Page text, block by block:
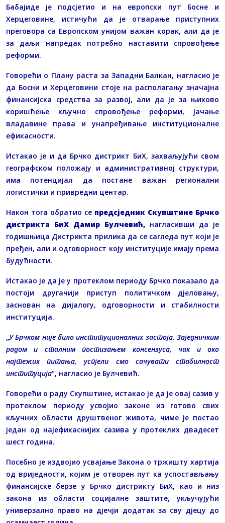
Бабајиде је подсјетио и на европски пут Босне и
Херцеговине, истичући да је отварање приступних
преговора са Европском унијом важан корак, али да је
за даљи напредак потребно наставити спровођење
реформи.
Говорећи о Плану раста за Западни Балкан, нагласио је
да Босни и Херцеговини стоје на располагању значајна
финансијска средства за развој, али да је за њихово
коришћење кључно спровођење реформи, јачање
владавине права и унапређивање институционалне
ефикасности.
Истакао је и да Брчко дистрикт БиХ, захваљујући свом
географском положају и административној структури,
има потенцијал да постане важан регионални
логистички и привредни центар.
Након тога обратио се предсједник Скупштине Брчко
дистрикта БиХ Дамир Булчевић, нагласивши да је
годишњица Дистрикта прилика да се сагледа пут који је
пређен, али и одговорност коју институције имају према
будућности.
Истакао је да је у протеклом периоду Брчко показало да
постоји другачији приступ политичком дјеловању,
заснован на дијалогу, одговорности и стабилности
институција.
„У Брчком није било институционалних застоја. Заједничким
радом и сталним постизањем консензуса, чак и око
најтежих питања, успјели смо сачувати стабилност
институција“, нагласио је Булчевић.
Говорећи о раду Скупштине, истакао је да је овај сазив у
протеклом периоду усвојио законе из готово свих
кључних области друштвеног живота, чиме је постао
један од најефикаснијих сазива у протеклих двадесет
шест година.
Посебно је издвојио усвајање Закона о тржишту хартија
од вриједности, којим је отворен пут ка успостављању
финансијске берзе у Брчко дистрикту БиХ, као и низ
закона из области социјалне заштите, укључујући
универзално право на дјечји додатак за сву дјецу до